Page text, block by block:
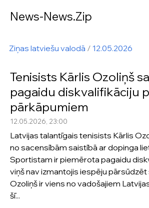
News-News.Zip
Ziņas latviešu valodā / 12.05.2026
Tenisists Kārlis Ozoliņš
pagaidu diskvalifikāciju
pārkāpumiem
12.05.2026, 23:00
Latvijas talantīgais tenisists Kārlis
no sacensībām saistībā ar dopinga
Sportistam ir piemērota pagaidu
viņš nav izmantojis iespēju pārsūdzēt
Ozoliņš ir viens no vadošajiem
šī...